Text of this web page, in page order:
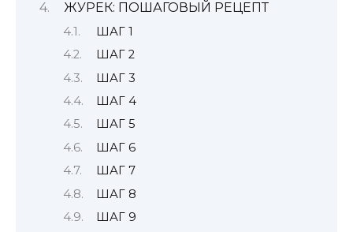
ЖУРЕК: ПОШАГОВЫЙ РЕЦЕПТ
ШАГ 1
ШАГ 2
ШАГ 3
ШАГ 4
ШАГ 5
ШАГ 6
ШАГ 7
ШАГ 8
ШАГ 9